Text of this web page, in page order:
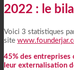
2022 : le
Voici 3 statistiques
site
45% des entreprises
leur externalisation